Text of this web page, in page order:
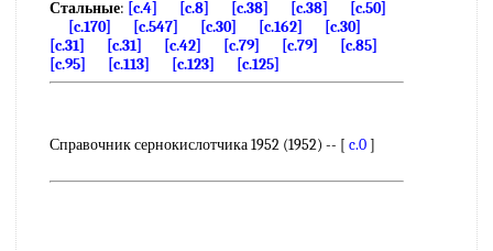
Стальные: [c.4] [c.8] [c.38] [c.38]
[c.50]
[c.170]
[c.547] [c.30] [c.162]
[c.30]
[c.31]
[c.31] [c.42] [c.79] [c.79]
[c.85]
[c.95]
[c.113] [c.123] [c.125]
Справочник сернокислотчика 1952 (1952) -- [ c.0]